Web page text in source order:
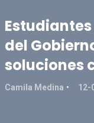
del
soluciones
Camila Medina 12-